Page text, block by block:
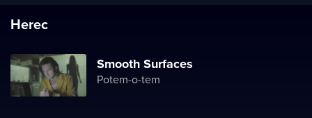
Herec
Smooth Surfaces
Potem-o-tem